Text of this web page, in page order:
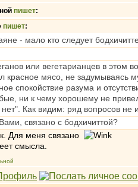
пишет:
пишет:
- мало кто следует бодхичитте.
или вегетарианцев в
красное мясо, не задумываясь
спокойствие разума и
ни к чему хорошему не
Как видим: ряд вопросов не
связано с бодхичиттой?
Для меня связано
смысла.